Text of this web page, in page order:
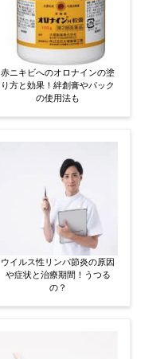
赤ニキビへのオロナインの塗
り方と効果！絆創膏やパック
の使用法も
ウイルス性リンパ節炎の原因
や症状と治療期間！うつる
の？